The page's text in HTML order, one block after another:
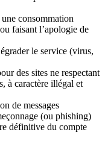
consommation
faisant l’apologie de
le service (virus,
des sites ne respectant
à caractère illégal et
de messages
(ou phishing)
définitive du compte